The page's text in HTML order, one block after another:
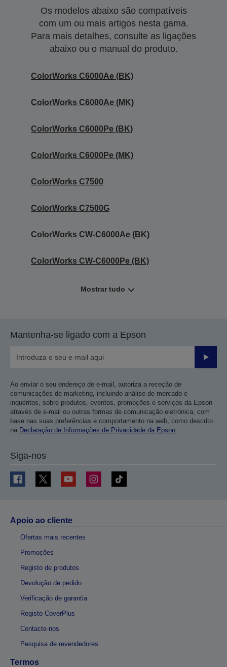
Os modelos abaixo são compatíveis
com um ou mais artigos nesta gama.
Para mais detalhes, consulte as ligações
abaixo ou o manual do produto.
ColorWorks C6000Ae (BK)
ColorWorks C6000Ae (MK)
ColorWorks C6000Pe (BK)
ColorWorks C6000Pe (MK)
ColorWorks C7500
ColorWorks C7500G
ColorWorks CW-C6000Ae (BK)
ColorWorks CW-C6000Pe (BK)
Mostrar tudo
Mantenha-se ligado com a Epson
Enviar
Ao enviar o seu endereço de e-mail, autoriza a receção de
comunicações de marketing, incluindo análise de mercado e
inquéritos, sobre produtos, eventos, promoções e serviços da Epson
através de e-mail ou outras formas de comunicação eletrónica, com
base nas suas preferências e comportamento na web, como descrito
na Declaração de Informações de Privacidade da Epson
Siga-nos
Apoio ao cliente
Ofertas mais recentes
Promoções
Registo de produtos
Devolução de pedido
Verificação de garantia
Registo CoverPlus
Contacte-nos
Pesquisa de revendedores
Termos